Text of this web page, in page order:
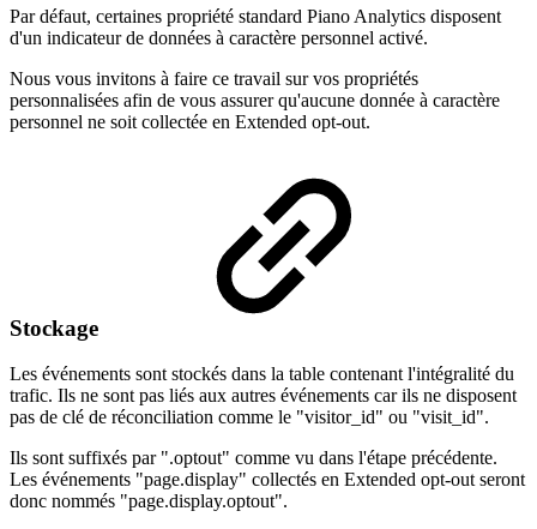
Par défaut, certaines propriété standard Piano Analytics disposent
d'un indicateur de données à caractère personnel activé.
Nous vous invitons à faire ce travail sur vos propriétés
personnalisées afin de vous assurer qu'aucune donnée à caractère
personnel ne soit collectée en Extended opt-out.
Stockage
Les événements sont stockés dans la table contenant l'intégralité du
trafic. Ils ne sont pas liés aux autres événements car ils ne disposent
pas de clé de réconciliation comme le "visitor_id" ou "visit_id".
Ils sont suffixés par ".optout" comme vu dans l'étape précédente.
Les événements "page.display" collectés en Extended opt-out seront
donc nommés "page.display.optout".